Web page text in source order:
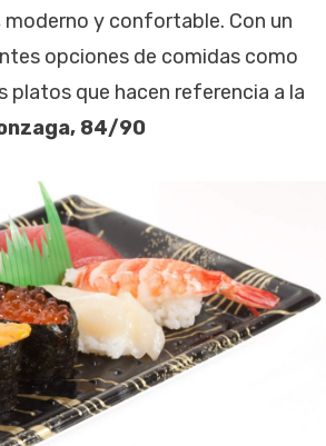
y confortable. Con un
opciones de comidas como
platos que hacen referencia a la
84/90